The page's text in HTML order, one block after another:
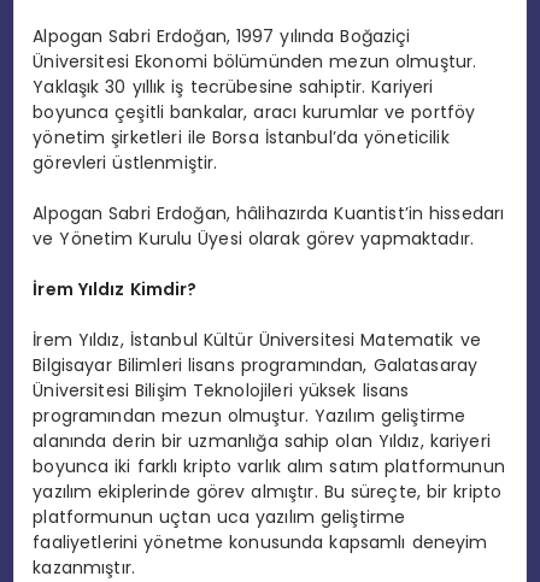
Alpogan Sabri Erdoğan, 1997 yılında Boğaziçi
Üniversitesi Ekonomi bölümünden mezun olmuştur.
Yaklaşık 30 yıllık iş tecrübesine sahiptir. Kariyeri
boyunca çeşitli bankalar, aracı kurumlar ve portföy
yönetim şirketleri ile Borsa İstanbul’da yöneticilik
görevleri üstlenmiştir.
Alpogan Sabri Erdoğan, hâlihazırda Kuantist’in hissedarı
ve Yönetim Kurulu Üyesi olarak görev yapmaktadır.
İrem Yıldız Kimdir?
İrem Yıldız, İstanbul Kültür Üniversitesi Matematik ve
Bilgisayar Bilimleri lisans programından, Galatasaray
Üniversitesi Bilişim Teknolojileri yüksek lisans
programından mezun olmuştur. Yazılım geliştirme
alanında derin bir uzmanlığa sahip olan Yıldız, kariyeri
boyunca iki farklı kripto varlık alım satım platformunun
yazılım ekiplerinde görev almıştır. Bu süreçte, bir kripto
platformunun uçtan uca yazılım geliştirme
faaliyetlerini yönetme konusunda kapsamlı deneyim
kazanmıştır.